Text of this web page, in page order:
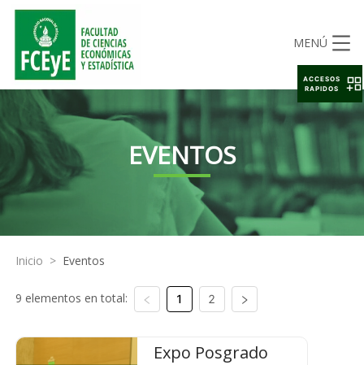
MENÚ
EVENTOS
Inicio > Eventos
9 elementos en total: 1 2
Expo Posgrado
ACCESOS
RAPIDOS